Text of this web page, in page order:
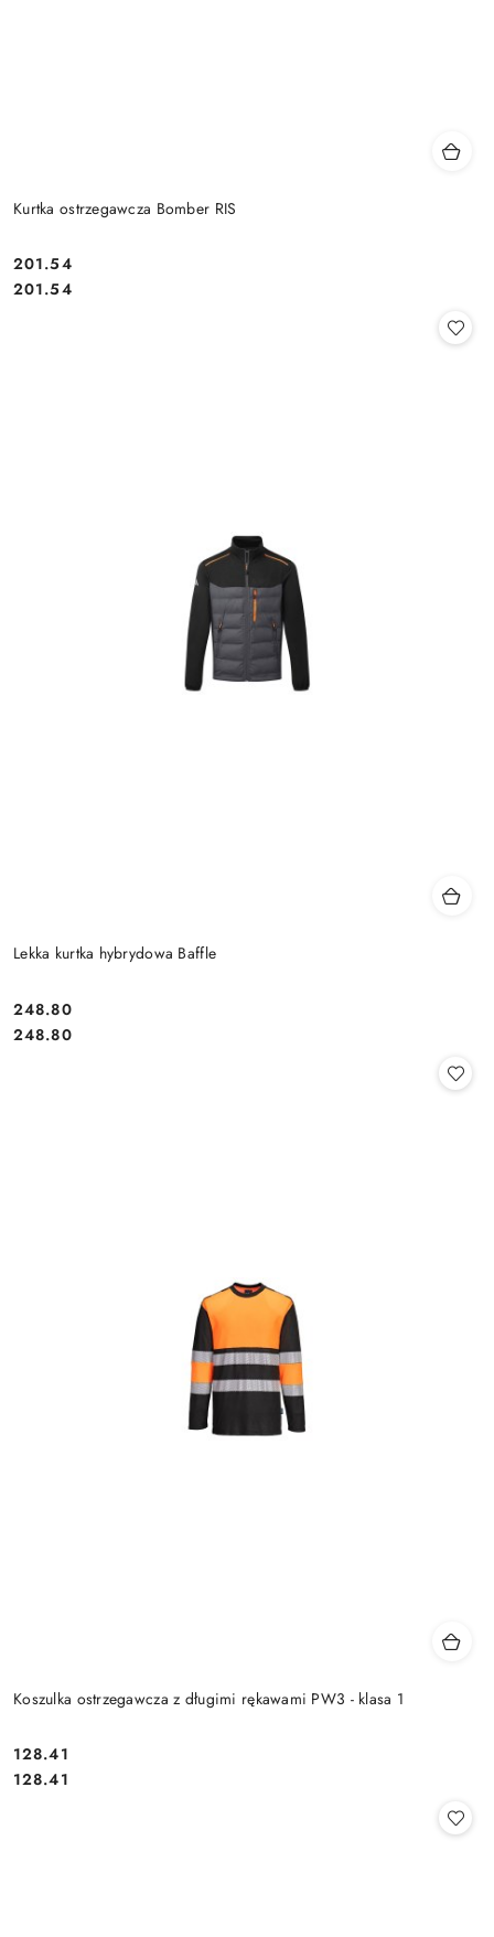
Kurtka ostrzegawcza Bomber RIS
Cena:
201.54
Cena:
201.54
Lekka kurtka hybrydowa Baffle
Cena:
248.80
Cena:
248.80
Koszulka ostrzegawcza z długimi rękawami PW3 - klasa 1
Cena:
128.41
Cena:
128.41